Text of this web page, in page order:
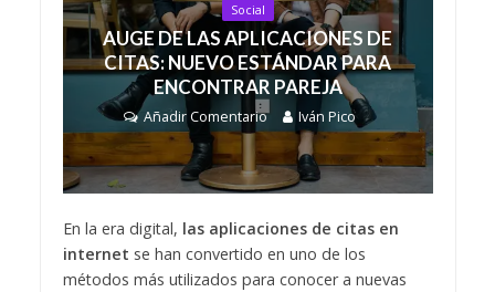
Social
AUGE DE LAS APLICACIONES DE
CITAS: NUEVO ESTÁNDAR PARA
ENCONTRAR PAREJA
Añadir Comentario Iván Pico
En la era digital, las aplicaciones de citas en
internet se han convertido en uno de los
métodos más utilizados para conocer a nuevas